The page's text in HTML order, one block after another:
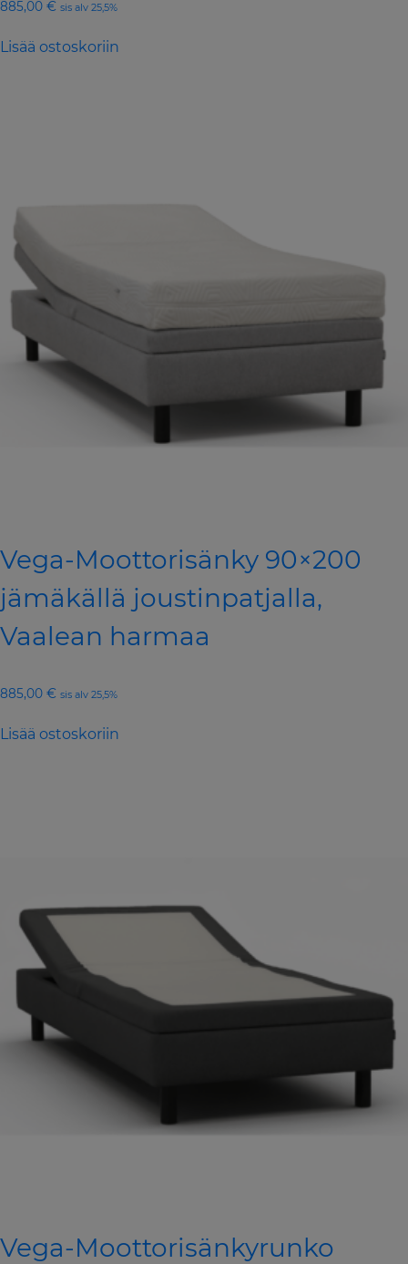
885,00 € sis alv 25,5%
Lisää ostoskoriin
Vega-Moottorisänky 90×200
jämäkällä joustinpatjalla,
Vaalean harmaa
885,00 € sis alv 25,5%
Lisää ostoskoriin
Vega-Moottorisänkyrunko